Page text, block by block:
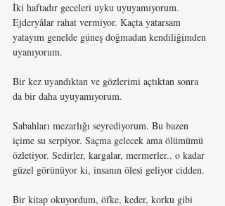
İki haftadır geceleri uyku uyuyamıyorum.
Ejderyâlar rahat vermiyor. Kaçta yatarsam
yatayım genelde güneş doğmadan kendiliğimden
uyanıyorum.
Bir kez uyandıktan ve gözlerimi açtıktan sonra
da bir daha uyuyamıyorum.
Sabahları mezarlığı seyrediyorum. Bu bazen
içime su serpiyor. Saçma gelecek ama ölümümü
özletiyor. Sedirler, kargalar, mermerler.. o kadar
güzel görünüyor ki, insanın ölesi geliyor cidden.
Bir kitap okuyordum, öfke, keder, korku gibi